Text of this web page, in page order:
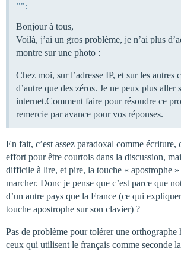
"":
Bonjour à tous,
Voilà, j’ai un gros problème, je n’ai plus
montre sur une photo :
Chez moi, sur l’adresse IP, et sur les autres
d’autre que des zéros. Je ne peux plus aller
internet.Comment faire pour résoudre ce
remercie par avance pour vos réponses.
En fait, c’est assez paradoxal comme écriture,
effort pour être courtois dans la discussion,
difficile à lire, et pire, la touche « apostrophe »
marcher. Donc je pense que c’est parce que
d’un autre pays que la France (ce qui
touche apostrophe sur son clavier) ?
Pas de problème pour tolérer une
ceux qui utilisent le français comme seconde